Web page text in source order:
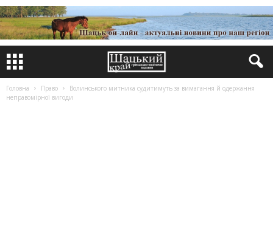
Головна Право
Волинського митника судитимуть за вимагання й одержання
неправомірної вигоди